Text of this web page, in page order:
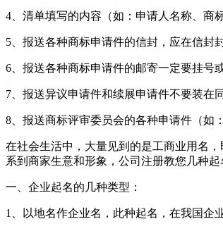
4、清单填写的内容（如：申请人名称、商
5、报送各种商标申请件的信封，应在信封
6、报送各种商标申请件的邮寄一定要挂号
7、报送异议申请件和续展申请件不要装在
8、报送商标评审委员会的各种申请件（如
在社会生活中，大量见到的是工商业用名
系到商家生意和形象，公司注册教您几种起
一、企业起名的几种类型：
1、以地名作企业名，此种起名，在我国企